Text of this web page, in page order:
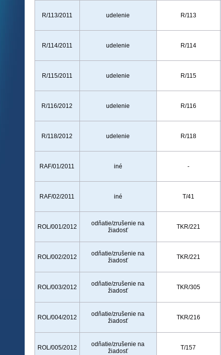
R/113/2011 udelenie R/113
R/114/2011 udelenie R/114
R/115/2011 udelenie R/115
R/116/2012 udelenie R/116
R/118/2012 udelenie R/118
RAF/01/2011 iné -
RAF/02/2011 iné T/41
ROL/001/2012
odňatie/zrušenie na
žiadosť
TKR/221
ROL/002/2012
odňatie/zrušenie na
žiadosť
TKR/221
ROL/003/2012
odňatie/zrušenie na
žiadosť
TKR/305
ROL/004/2012
odňatie/zrušenie na
žiadosť
TKR/216
ROL/005/2012
odňatie/zrušenie na
žiadosť
T/157